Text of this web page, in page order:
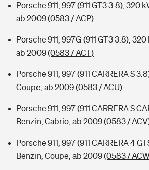
Porsche 911, 997 (911 GT3 3.8), 320
ab 2009(0583 / ACP)
Porsche 911, 997G (911 GT3 3.8),
ab 2009(0583 / ACT)
Porsche 911, 997 (911 CARRERA S
Coupe, ab 2009(0583 / ACU)
Porsche 911, 997 (911 CARRERA S
Benzin, Cabrio, ab 2009(0583 /
Porsche 911, 997 (911 CARRERA 4
Benzin, Coupe, ab 2009(0583 /